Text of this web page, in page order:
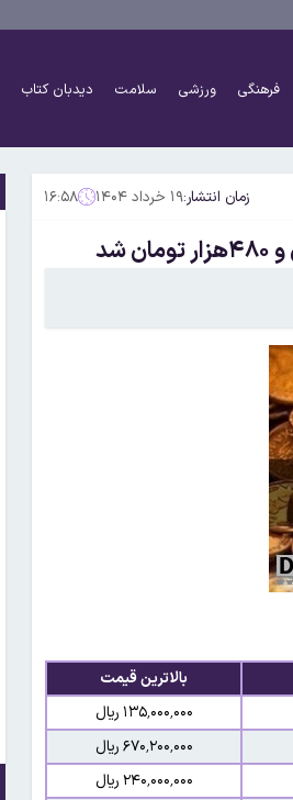
فرهنگی ورزشی سلامت دیدبان کتاب
زمان انتشار:۱۹ خرداد ۱۴۰۴ ۱۶:۵۸
بالاترین قیمت
۱۳۵٬۰۰۰٬۰۰۰ ریال
۶۷۰٬۲۰۰٬۰۰۰ ریال
۲۴۰٬۰۰۰٬۰۰۰ ریال